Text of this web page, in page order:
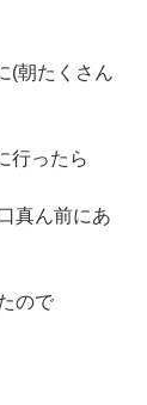
(朝たくさん
行ったら
真ん前にあ
ので